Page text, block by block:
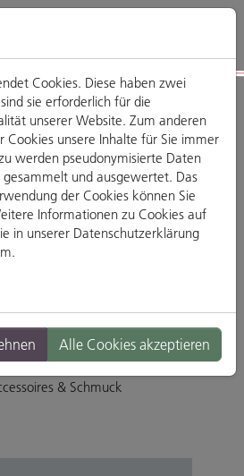
Am
Regensburg
& Schmuck
Cookies. Diese haben zwei
sie erforderlich für die
unserer Website. Zum anderen
unsere Inhalte für Sie immer
werden pseudonymisierte Daten
und ausgewertet. Das
der Cookies können Sie
Informationen zu Cookies auf
in unserer Datenschutzerklärung
.
Alle Cookies akzeptieren